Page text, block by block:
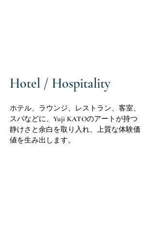
Hotel / Hospitality
ホテル、ラウンジ、レストラン、客室、
スパなどに、Yuji KATOのアートが持つ
静けさと余白を取り入れ、上質な体験価
値を生み出します。